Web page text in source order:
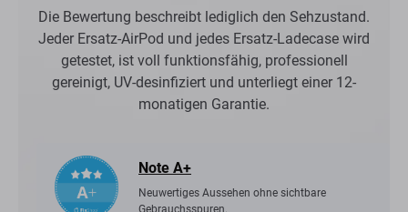
Die Bewertung beschreibt lediglich den Sehzustand.
Jeder Ersatz-AirPod und jedes Ersatz-Ladecase wird
getestet, ist voll funktionsfähig, professionell
gereinigt, UV-desinfiziert und unterliegt einer 12-
monatigen Garantie.
Note A+
Neuwertiges Aussehen ohne sichtbare